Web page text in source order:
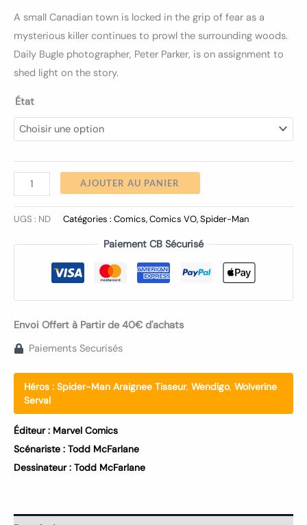
A small Canadian town is locked in the grip of fear as a
mysterious killer continues to prowl the surrounding woods.
Daily Bugle photographer, Peter Parker, is on assignment to
shed light on the story.
État
AJOUTER AU PANIER
UGS : ND Catégories : Comics,Comics VO,Spider-Man
Paiement CB Sécurisé
Envoi Offert à Partir de 40€ d'achats
Paiements Securisés
Héros : Spider-Man Araignee Tisseur, Wendigo, Wolverine
Serval
Éditeur : Marvel Comics
Scénariste : Todd McFarlane
Dessinateur : Todd McFarlane